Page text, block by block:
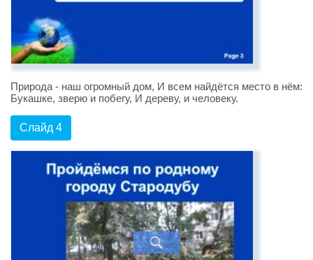
Природа - наш огромный дом, И всем найдётся место в нём:
Букашке, зверю и побегу, И дереву, и человеку.
Слайд 4